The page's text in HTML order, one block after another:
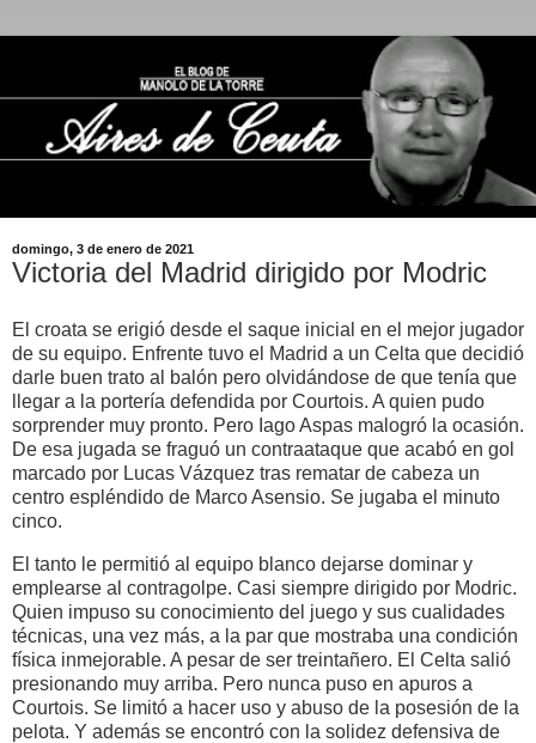
domingo, 3 de enero de 2021
Victoria del Madrid dirigido por Modric
El croata se erigió desde el saque inicial en el mejor jugador
de su equipo. Enfrente tuvo el Madrid a un Celta que decidió
darle buen trato al balón pero olvidándose de que tenía que
llegar a la portería defendida por Courtois. A quien pudo
sorprender muy pronto. Pero Iago Aspas malogró la ocasión.
De esa jugada se fraguó un contraataque que acabó en gol
marcado por Lucas Vázquez tras rematar de cabeza un
centro espléndido de Marco Asensio. Se jugaba el minuto
cinco.
El tanto le permitió al equipo blanco dejarse dominar y
emplearse al contragolpe. Casi siempre dirigido por Modric.
Quien impuso su conocimiento del juego y sus cualidades
técnicas, una vez más, a la par que mostraba una condición
física inmejorable. A pesar de ser treintañero. El Celta salió
presionando muy arriba. Pero nunca puso en apuros a
Courtois. Se limitó a hacer uso y abuso de la posesión de la
pelota. Y además se encontró con la solidez defensiva de